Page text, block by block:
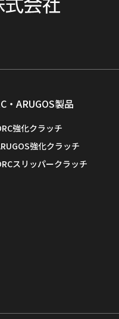
・ARUGOS製品
強化クラッチ
強化クラッチ
スリッパークラッチ